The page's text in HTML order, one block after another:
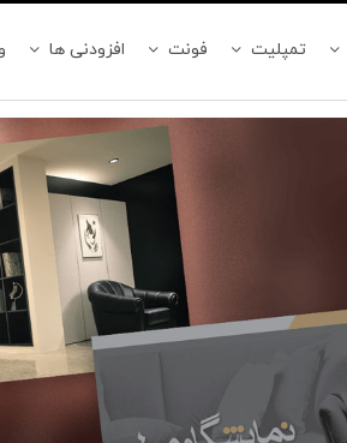
تمپلیت فونت افزودنی ها